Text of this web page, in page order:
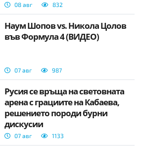
08 авг 832
Наум Шопов vs. Никола Цолов
във Формула 4 (ВИДЕО)
07 авг 987
Русия се връща на световната
арена с грациите на Кабаева,
решението породи бурни
дискусии
07 авг 1133